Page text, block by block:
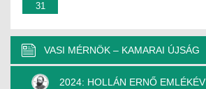
31
VASI MÉRNÖK – KAMARAI ÚJSÁG
2024: HOLLÁN ERNŐ EMLÉKÉV